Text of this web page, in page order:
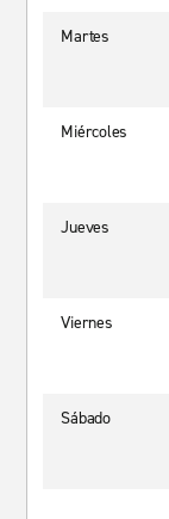
Martes
Miércoles
Jueves
Viernes
Sábado